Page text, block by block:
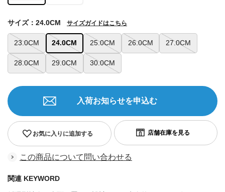
23.0CM 24.0CM 25.0CM 26.0CM 27.0CM
28.0CM 29.0CM 30.0CM
サイズ：24.0CM サイズガイドはこちら
お気に入りに追加する
入荷お知らせを申込む
この商品について問い合わせる
関連 KEYWORD